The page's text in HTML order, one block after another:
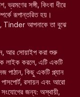
সঙ্গী, কিংবা ধীরে
রূপান্তরিত হয়।
Tinder আপনাকে তা বুঝে
আর সোয়াইপ করা শুরু
লাইক করলে, এটি একটি
পাঠান, কিছু একটি প্ল্যান
রসায়ন এবং আরো
জন্য: অস্থায়ী,